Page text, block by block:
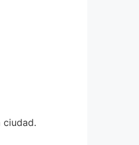
ciudad.